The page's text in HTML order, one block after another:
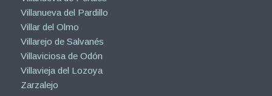
Villanueva del Pardillo
Villar del Olmo
Villarejo de Salvanés
Villaviciosa de Odón
Villavieja del Lozoya
Zarzalejo